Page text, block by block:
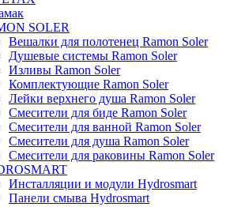
SOLER
Вешалки для полотенец Ramon Soler
Душевые системы Ramon Soler
Изливы Ramon Soler
Комплектующие Ramon Soler
Лейки верхнего душа Ramon Soler
Смесители для биде Ramon Soler
Смесители для ванной Ramon Soler
Смесители для душа Ramon Soler
Смесители для раковины Ramon Soler
Инсталляции и модули Hydrosmart
Панели смыва Hydrosmart